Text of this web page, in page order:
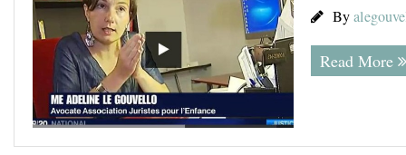
By
Read More